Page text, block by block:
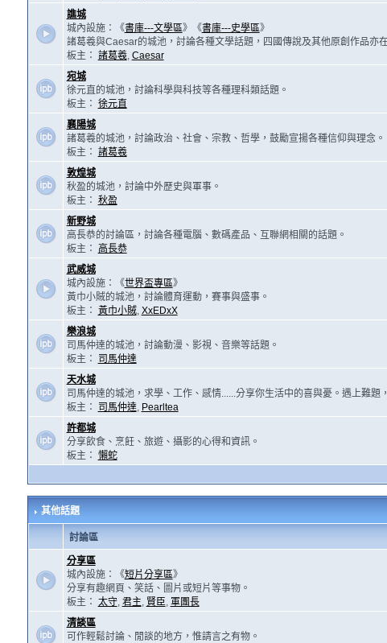
譙城
城內設施：《書庫---文學區》《書庫---史學區》
諸葛羲與Caesar的城池，討論各種文學話題，四國傳說及其他原創作品亦
板主： 諸葛羲, Caesar
宛城
徐元直的城池，討論科學與科技等各種理科類話題。
板主： 徐元直
襄陽城
諸葛羲的城池，討論政治、社會、宗教、哲學，鼓勵宣揚各種信仰與理念。
板主： 諸葛羲
敦煌城
秋盈的城池，討論中外歷史與軍事。
板主： 秋盈
新野城
高長恭的討論區，討論各種電腦、數碼產品、互聯網相關的話題。
板主：
高長恭
武威城
城內設施：《世界盃專區》
黃巾小賊的城池，討論體育運動，賽事與盛事。
板主： 黃巾小賊, XxEDxX
樂浪城
司馬仲達的城池，討論動漫、影視、音樂等話題。
板主：
司馬仲達
天水城
司馬仲達的城池，求學、工作、感情......分享你生活中的喜與憂。遇上難題
板主：
司馬仲達, Pearltea
許都城
分享飲食、烹飪、旅遊、攝影的心得和資訊。
板主： 懶蛇
其他話題
討論區
分享區
城內設施：《短片分享區》
分享有趣網頁、笑話、圖片或短片等事物。
板主： 太守, 君主, 賢臣, 軍團長
清談區
可作輕鬆討論、閒談的地方，惟請言之有物。